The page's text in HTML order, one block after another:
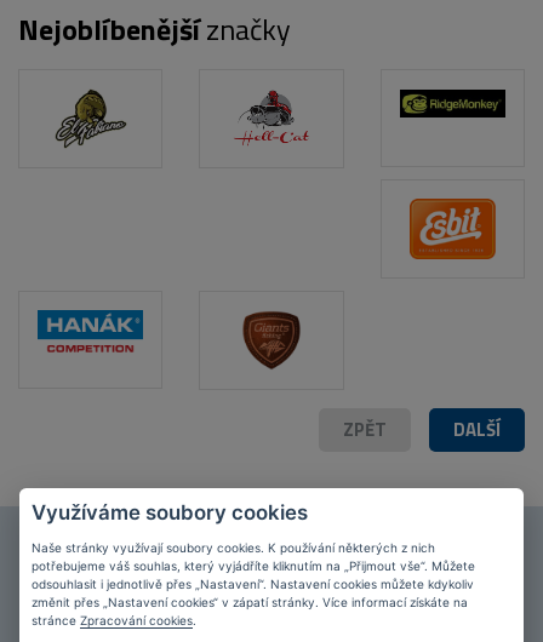
Nejoblíbenějšíznačky
DALŠÍ
ZPĚT
Připojte se k našimfanouškůmna Facebooku!
PŘIPOJIT SE
Využíváme soubory cookies
Naše stránky využívají soubory cookies. K používání některých z nich
potřebujeme váš souhlas, který vyjádříte kliknutím na „Přijmout vše“. Můžete
odsouhlasit i jednotlivě přes „Nastavení“. Nastavení cookies můžete kdykoliv
změnit přes „Nastavení cookies“ v zápatí stránky. Více informací získáte na
stránce Zpracování cookies